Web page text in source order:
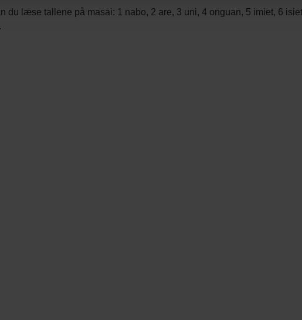
du læse tallene på masai: 1 nabo, 2 are, 3 uni, 4 onguan, 5 imiet, 6